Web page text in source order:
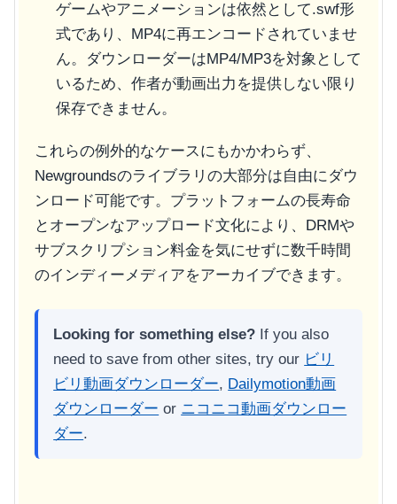
ゲームやアニメーションは依然として.swf形
式であり、MP4に再エンコードされていませ
ん。ダウンローダーはMP4/MP3を対象として
いるため、作者が動画出力を提供しない限り
保存できません。
これらの例外的なケースにもかかわらず、
Newgroundsのライブラリの大部分は自由にダウ
ンロード可能です。プラットフォームの長寿命
とオープンなアップロード文化により、DRMや
サブスクリプション料金を気にせずに数千時間
のインディーメディアをアーカイブできます。
Looking for something else? If you also
need to save from other sites, try our ビリ
ビリ動画ダウンローダー, Dailymotion動画
ダウンローダー or ニコニコ動画ダウンロー
ダー.